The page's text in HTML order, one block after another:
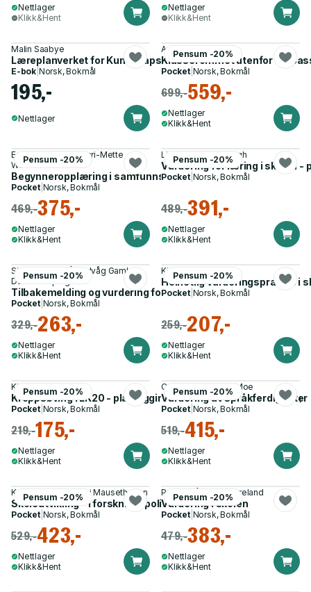
Nettlager
Klikk&Hent
Nettlager
Klikk&Hent
Malin Saabye
Læreplanverket for Kunnskapsløftet 2020 - grunnskolen
E-bok Norsk, Bokmål
195,-
Nettlager
Pensum -20%
Arne N. Jordet
Klasserommet utenfor -
Pocket| Norsk, Bokmål
699,-559,-
Nettlager
Klikk&Hent
Pensum -20%
Espen Helgesen, Kari-Mette
Walmann Hidle
Begynneropplæring i samfunnsfag
Pocket| Norsk, Bokmål
469,-375,-
Nettlager
Klikk&Hent
Pensum -20%
Lillian Gran, Roar Engh
Vurdering for læring i skolen -
Pocket| Norsk, Bokmål
489,-391,-
Nettlager
Klikk&Hent
Pensum -20%
Siv Therese Måseidvåg Gamlem,
David Keeping
Tilbakemelding og vurdering for læring
Pocket| Norsk, Bokmål
329,-263,-
Nettlager
Klikk&Hent
Pensum -20%
Kjell Evensen
Helhetlig vurderingspraksis i
Pocket| Norsk, Bokmål
259,-207,-
Nettlager
Klikk&Hent
Pensum -20%
Kjell Evensen
Kroppsøving i LK20 - planlegging, undervisning og vurdering
Pocket| Norsk, Bokmål
219,-175,-
Nettlager
Klikk&Hent
Pensum -20%
Cecilie Carlsen, Eli Moe
Vurdering av språkferdigheter
Pocket| Norsk, Bokmål
519,-415,-
Nettlager
Klikk&Hent
Pensum -20%
Kristin Helstad, Sølvi Mausethagen
Skoleutvikling - i forskning, politikk og praksis
Pocket| Norsk, Bokmål
529,-423,-
Nettlager
Klikk&Hent
Pensum -20%
Per Lauvås, Arvid Ytreland
Vurdering i skolen
Pocket| Norsk, Bokmål
479,-383,-
Nettlager
Klikk&Hent